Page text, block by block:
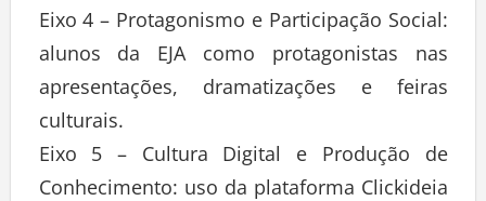
Eixo 4 – Protagonismo e Participação Social:
alunos da EJA como protagonistas nas
apresentações, dramatizações e feiras
culturais.
Eixo 5 – Cultura Digital e Produção de
Conhecimento: uso da plataforma Clickideia